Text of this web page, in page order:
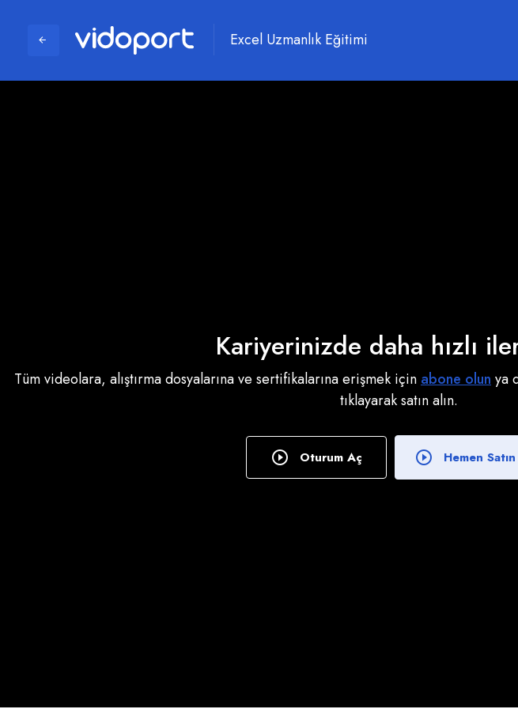
Excel Uzmanlık Eğitimi
Kariyerinizde daha hızlı
Tüm videolara, alıştırma dosyalarına ve sertifikalarına erişmek için abone olun ya
tıklayarak satın alın.
Oturum Aç Hemen